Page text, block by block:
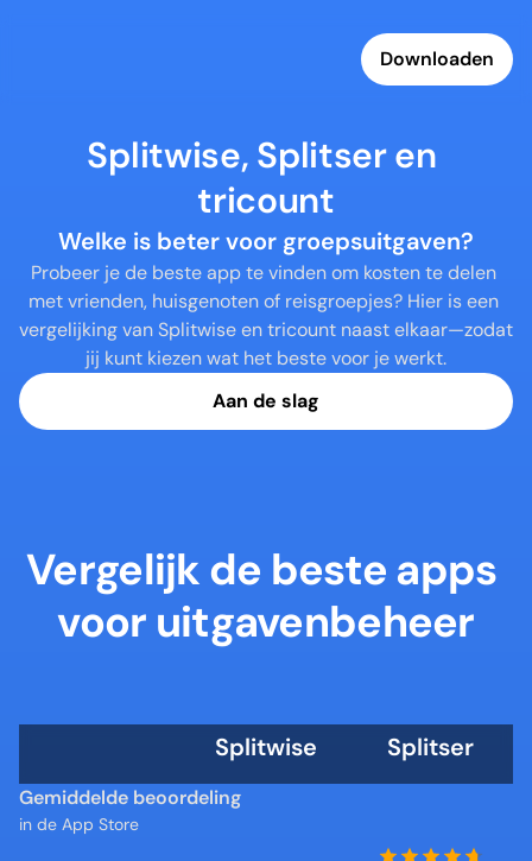
Downloaden
Splitwise, Splitser en
tricount
Welke is beter voor groepsuitgaven?
Probeer je de beste app te vinden om kosten te delen
met vrienden, huisgenoten of reisgroepjes? Hier is een
vergelijking van Splitwise en tricount naast elkaar—zodat
jij kunt kiezen wat het beste voor je werkt.
Aan de slag
Vergelijk de beste apps
voor uitgavenbeheer
Splitwise Splitser
Gemiddelde beoordeling
in de App Store